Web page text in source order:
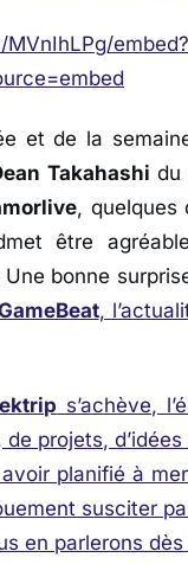
embed?
et de la
Takahashi du
, quelques
être
bonne
,
s’achève,
projets,
planifié à
susciter
en parlerons